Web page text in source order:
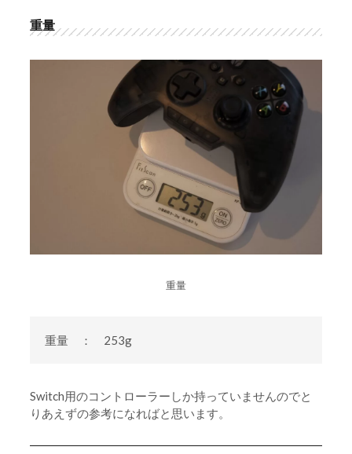
重量
重量
重量 ： 253g
Switch用のコントローラーしか持っていませんのでと
りあえずの参考になればと思います。